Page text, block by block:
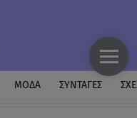
ΜΟΔΑ ΣΥΝΤΑΓΕΣ